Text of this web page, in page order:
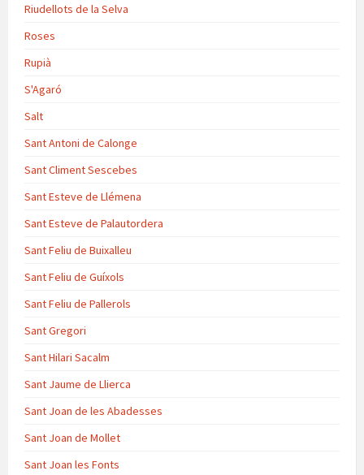
Riudellots de la Selva
Roses
Rupià
S'Agaró
Salt
Sant Antoni de Calonge
Sant Climent Sescebes
Sant Esteve de Llémena
Sant Esteve de Palautordera
Sant Feliu de Buixalleu
Sant Feliu de Guíxols
Sant Feliu de Pallerols
Sant Gregori
Sant Hilari Sacalm
Sant Jaume de Llierca
Sant Joan de les Abadesses
Sant Joan de Mollet
Sant Joan les Fonts